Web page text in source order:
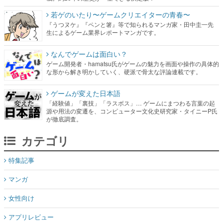
なんでゲームは面白い？
ゲーム開発者・hamatsu氏がゲームの魅力を画面や操作の具体的
な形から解き明かしていく、硬派で骨太な評論連載です。
ゲームが変えた日本語
「経験値」「裏技」「ラスボス」… ゲームにまつわる言葉の起
源や用法の変遷を、コンピューター文化史研究家・タイニーP氏
カテゴリ
マンガ
女性向け
アプリレビュー
その他